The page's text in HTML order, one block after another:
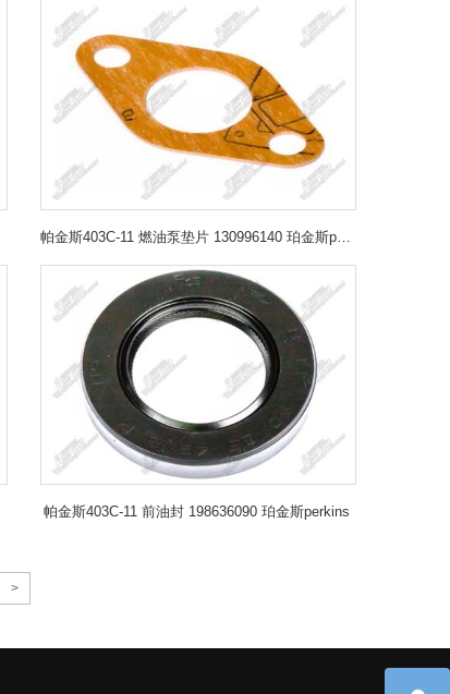
帕金斯403C-11 燃油泵垫片 130996140 珀金斯perkins
帕金斯403C-11 前油封 198636090 珀金斯perkins
>